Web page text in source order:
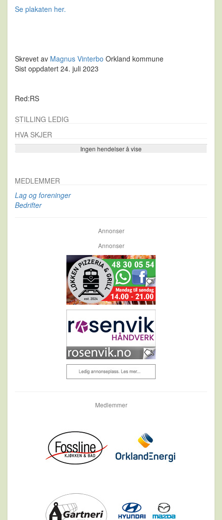
Se plakaten her.
Skrevet av Magnus Vinterbo Orkland kommune
Sist oppdatert 24. juli 2023
Red:RS
STILLING LEDIG
HVA SKJER
Ingen hendelser å vise
Se flere…
MEDLEMMER
Lag og foreninger
Bedrifter
Annonser
Annonser
Medlemmer